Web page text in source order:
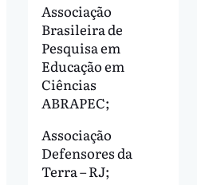
Associação
Brasileira de
Pesquisa em
Educação em
Ciências
ABRAPEC;
Associação
Defensores da
Terra – RJ;